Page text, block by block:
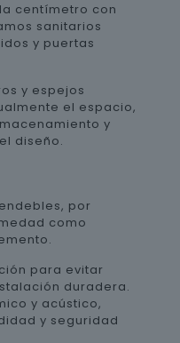
centímetro con
sanitarios
y puertas
y espejos
el espacio,
y
diseño.
por
como
para evitar
duradera.
y acústico,
y seguridad